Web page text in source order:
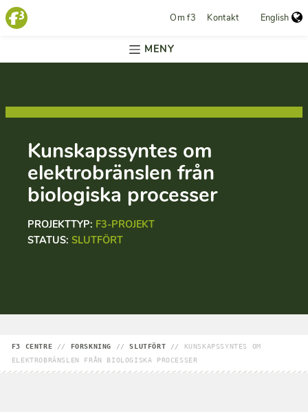
Om f3 Kontakt English
MENY
Kunskapssyntes om
elektrobränslen från
biologiska processer
PROJEKTTYP: F3-PROJEKT
STATUS: SLUTFÖRT
F3 CENTRE // FORSKNING //SLUTFÖRT //
KUNSKAPSSYNTES OM
ELEKTROBRÄNSLEN FRÅN BIOLOGISKA PROCESSER